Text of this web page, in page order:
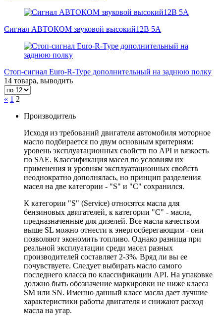
Сигнал АВТОКОМ звуковой высокий12В 5А
Стоп-сигнал Euro-R-Type дополнительный на заднюю полку
14 товара, выводить
« 1 2
Производитель
Исходя из требований двигателя автомобиля моторное
масло подбирается по двум основным критериям:
уровень эксплуатационных свойств по API и вязкость
по SAE. Классификация масел по условиям их
применения и уровням эксплуатационных свойств
неоднократно дополнялась, но принцип разделения
масел на две категории - "S" и "С" сохранился.
К категории "S" (Service) относятся масла для
бензиновых двигателей, к категории "С" - масла,
предназначенные для дизелей. Все масла качеством
выше SL можно отнести к энергосберегающим - они
позволяют экономить топливо. Однако разница при
реальной эксплуатации среди масел разных
производителей составляет 2-3%. Вряд ли вы ее
почувствуете. Следует выбирать масло самого
последнего класса по классификации API. На упаковке
должно быть обозначение маркировки не ниже класса
SM или SN. Именно данный класс масла дает лучшие
характеристики работы двигателя и снижают расход
масла на угар.